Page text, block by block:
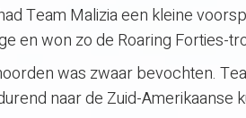
Team Malizia een kleine
en won zo de Roaring Forties-
was zwaar bevochten.
naar de Zuid-Amerikaanse